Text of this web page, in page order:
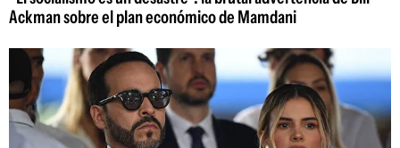
Ackman sobre el plan económico de Mamdani